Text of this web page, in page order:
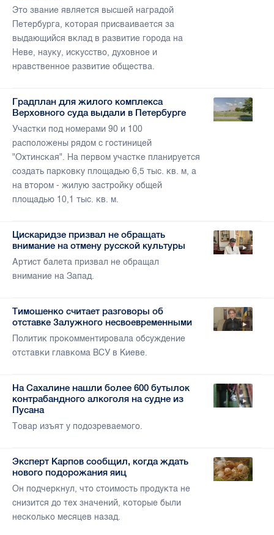
Это звание является высшей наградой
Петербурга, которая присваивается за
выдающийся вклад в развитие города на
Неве, науку, искусство, духовное и
нравственное развитие общества.
Градплан для жилого комплекса
Верховного суда выдали в Петербурге
Участки под номерами 90 и 100
расположены рядом с гостиницей
"Охтинская". На первом участке планируется
создать парковку площадью 6,5 тыс. кв. м, а
на втором - жилую застройку общей
площадью 10,1 тыс. кв. м.
Цискаридзе призвал не обращать
внимание на отмену русской культуры
Артист балета призвал не обращал
внимание на Запад.
Тимошенко считает разговоры об
отставке Залужного несвоевременными
Политик прокомментировала обсуждение
отставки главкома ВСУ в Киеве.
На Сахалине нашли более 600 бутылок
контрабандного алкоголя на судне из
Пусана
Товар изъят у подозреваемого.
Эксперт Карпов сообщил, когда ждать
нового подорожания яиц
Он подчеркнул, что стоимость продукта не
снизится до тех значений, которые были
несколько месяцев назад.